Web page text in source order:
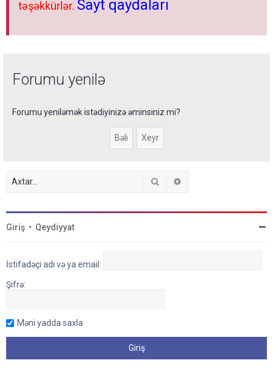
təşəkkürlər. Sayt qaydaları
Forumu yenilə
Forumu yeniləmək istədiyinizə əminsiniz mi?
Axtar
Giriş • Qeydiyyat
İstifadəçi adı və ya email:
Şifrə:
Məni yadda saxla